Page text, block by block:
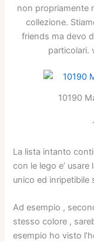
non propriamente
collezione.
friends ma devo
particolari.
10190
La lista intanto
con le lego e’
unico ed inripetibile
Ad esempio ,
stesso colore ,
esempio ho visto